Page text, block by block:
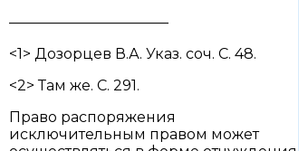
———————————
<1> Дозорцев В.А. Указ. соч. С. 48.
<2> Там же. С. 291.
Право распоряжения
исключительным правом может